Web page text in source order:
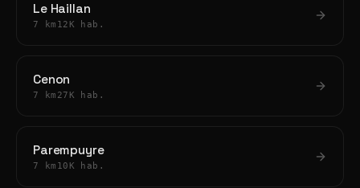
Le Haillan
7 km 12K hab.
Cenon
7 km 27K hab.
Parempuyre
7 km 10K hab.